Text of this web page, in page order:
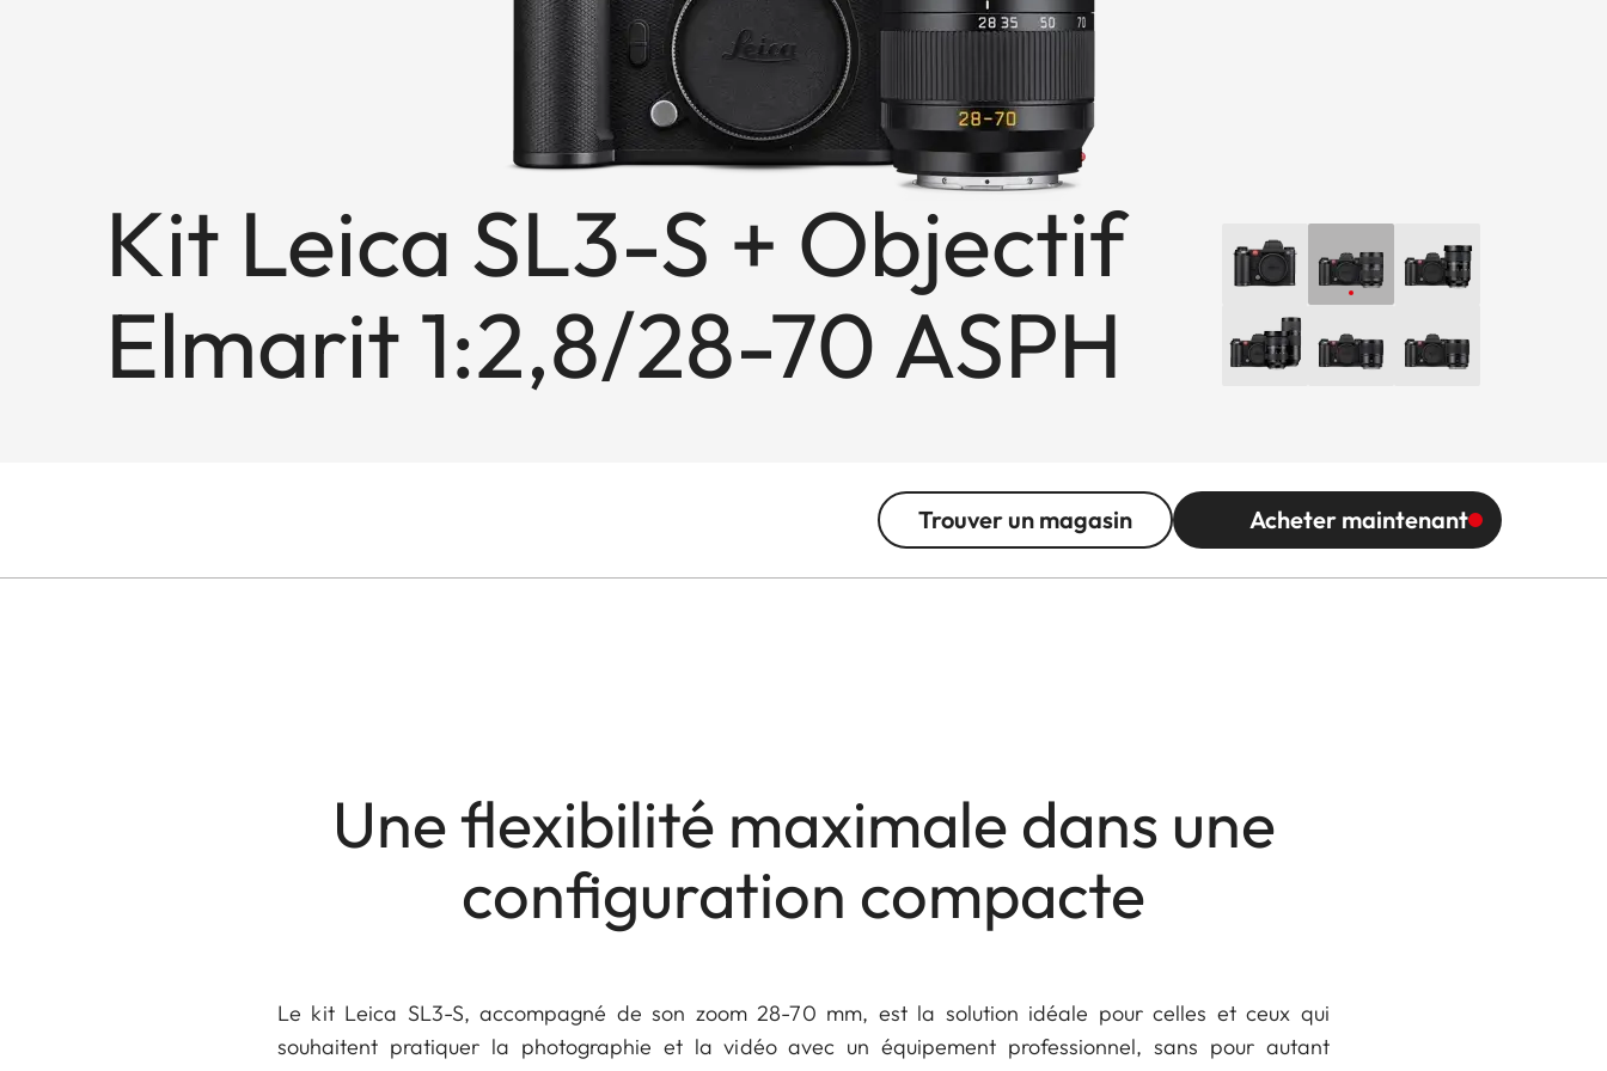
Kit Leica SL3-S + Objectif
Elmarit 1:2,8/28-70 ASPH
Trouver un magasin Acheter maintenant
Une flexibilité maximale dans une
configuration compacte
Le kit Leica SL3-S, accompagné de son zoom 28-70 mm, est la solution idéale pour celles et ceux qui
souhaitent pratiquer la photographie et la vidéo avec un équipement professionnel, sans pour autant